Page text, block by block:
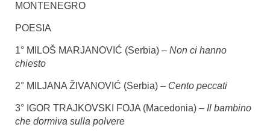
MONTENEGRO
POESIA
1° MILOŠ MARJANOVIĆ (Serbia) – Non ci hanno
chiesto
2° MILJANA ŽIVANOVIĆ (Serbia) – Cento peccati
3° IGOR TRAJKOVSKI FOJA (Macedonia) – Il bambino
che dormiva sulla polvere